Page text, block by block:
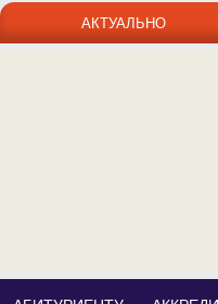
АКТУАЛЬНО